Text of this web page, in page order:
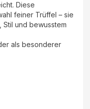
Diese
feiner Trüffel – sie
und bewusstem
als besonderer